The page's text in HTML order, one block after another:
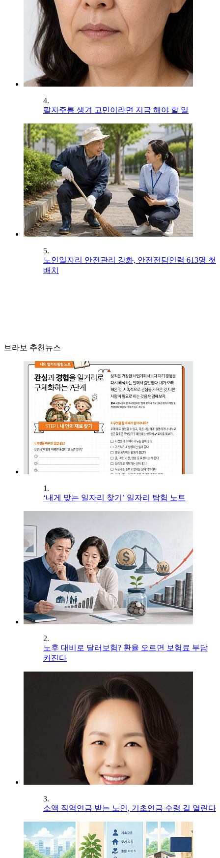
4.
팔자주름 생겨 고민이라면 지금 해야 할 일
5.
노인일자리 안전관리 강화, 안전전담인력 613명 첫
배치
브라보 추천뉴스
1.
‘내게 맞는 일자리 찾기’ 일자리 탐험 노트
2.
노후 대비로 달러보험? 환율 오르면 보험료 부담
커진다
3.
소액 직역연금 받는 노인, 기초연금 수령 길 열린다